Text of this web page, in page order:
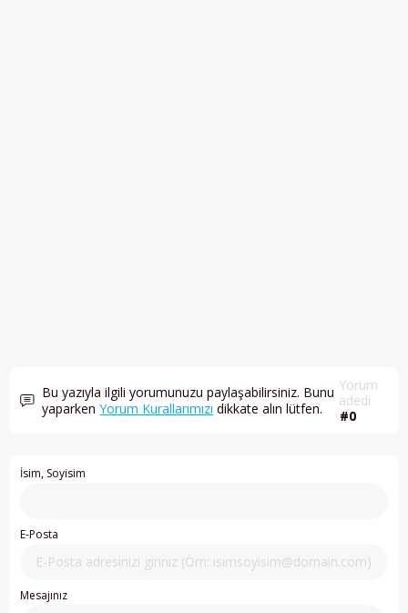
Bu yazıyla ilgili yorumunuzu paylaşabilirsiniz. Bunu
yaparkenYorum Kurallarımızı dikkate alın lütfen.
Yorum
adedi
#0
İsim, Soyisim
E-Posta
Mesajınız